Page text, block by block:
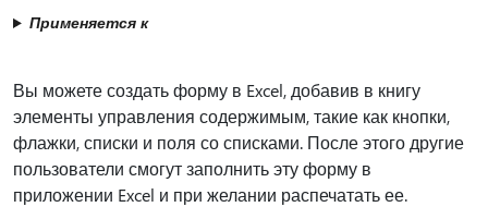
Применяется к
Вы можете создать форму в Excel, добавив в книгу
элементы управления содержимым, такие как кнопки,
флажки, списки и поля со списками. После этого другие
пользователи смогут заполнить эту форму в
приложении Excel и при желании распечатать ее.